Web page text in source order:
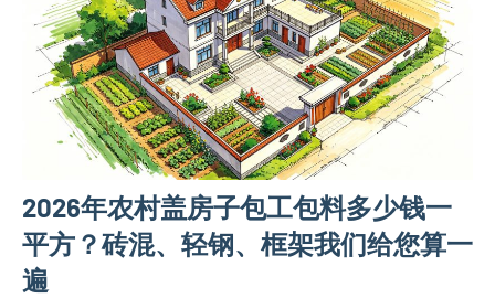
2026年农村盖房子包工包料多少钱一
平方？砖混、轻钢、框架我们给您算一
遍